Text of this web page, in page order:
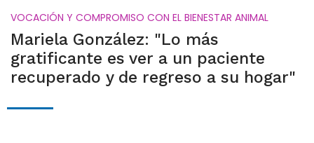
VOCACIÓN Y COMPROMISO CON EL BIENESTAR ANIMAL
Mariela González: "Lo más
gratificante es ver a un paciente
recuperado y de regreso a su hogar"